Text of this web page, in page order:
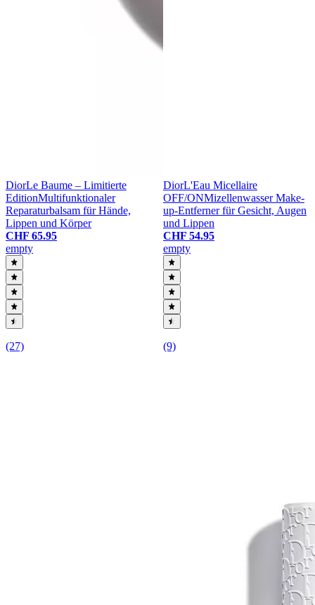
DiorLe Baume – Limitierte
EditionMultifunktionaler
Reparaturbalsam für Hände,
Lippen und Körper
CHF 65.95
empty
(27)
DiorL'Eau Micellaire
OFF/ONMizellenwasser Make-
up-Entferner für Gesicht, Augen
und Lippen
CHF 54.95
empty
(9)